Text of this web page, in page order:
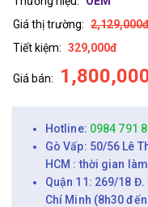
Giá thị trường:
Tiết kiệm: 329,000đ
Giá bán:
Hotline: 0984 791
Gò Vấp: 50/56 Lê
HCM : thời gian
Quận 11: 269/18 Đ.
Chí Minh (8h30